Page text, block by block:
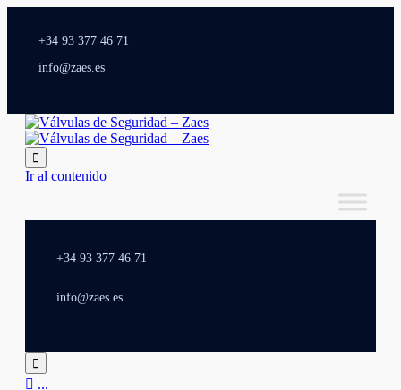
+34 93 377 46 71
info@zaes.es

Ir al contenido
+34 93 377 46 71
info@zaes.es

 ...